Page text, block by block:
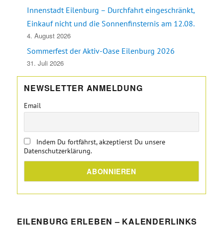
Innenstadt Eilenburg – Durchfahrt eingeschränkt,
Einkauf nicht und die Sonnenfinsternis am 12.08.
4. August 2026
Sommerfest der Aktiv-Oase Eilenburg 2026
31. Juli 2026
NEWSLETTER ANMELDUNG
Email
Indem Du fortfährst, akzeptierst Du unsere
Datenschutzerklärung.
EILENBURG ERLEBEN – KALENDERLINKS